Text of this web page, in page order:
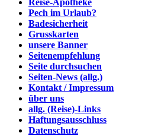
Reise-Apotheke
Pech im Urlaub?
Badesicherheit
Grusskarten
unsere Banner
Seitenempfehlung
Seite durchsuchen
Seiten-News (allg.)
Kontakt / Impressum
über uns
allg. (Reise)-Links
Haftungsausschluss
Datenschutz